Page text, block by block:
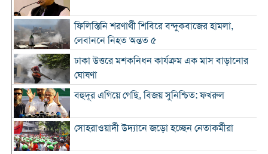
ফিলিস্তিনি শরণার্থী শিবিরে বন্দুকবাজের হামলা,
লেবাননে নিহত অন্তত ৫
ঢাকা উত্তরে মশকনিধন কার্যক্রম এক মাস বাড়ানোর
ঘোষণা
বহুদূর এগিয়ে গেছি, বিজয় সুনিশ্চিত: ফখরুল
সোহরাওয়ার্দী উদ্যানে জড়ো হচ্ছেন নেতাকর্মীরা